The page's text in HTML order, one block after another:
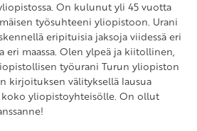
On kulunut yli 45 vuotta
työsuhteeni yliopistoon. Urani
eripituisia jaksoja viidessä eri
eri maassa. Olen ylpeä ja kiitollinen,
työurani Turun yliopiston
kirjoituksen välityksellä lausua
yliopistoyhteisölle. On ollut